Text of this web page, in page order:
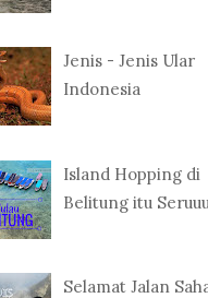
Jenis - Jenis Ular
Indonesia
Island Hopping di
Belitung itu
Selamat Jalan